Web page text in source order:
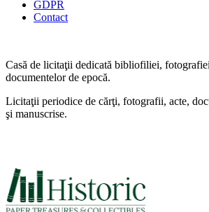
GDPR
Contact
Casă de licitaţii dedicată bibliofiliei,
documentelor de epocă.
Licitaţii periodice de cărţi, fotografii, acte,
şi manuscrise.